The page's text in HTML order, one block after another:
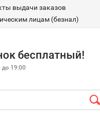
выдачи заказов
лицам (безнал)
бесплатный!
до 19:00